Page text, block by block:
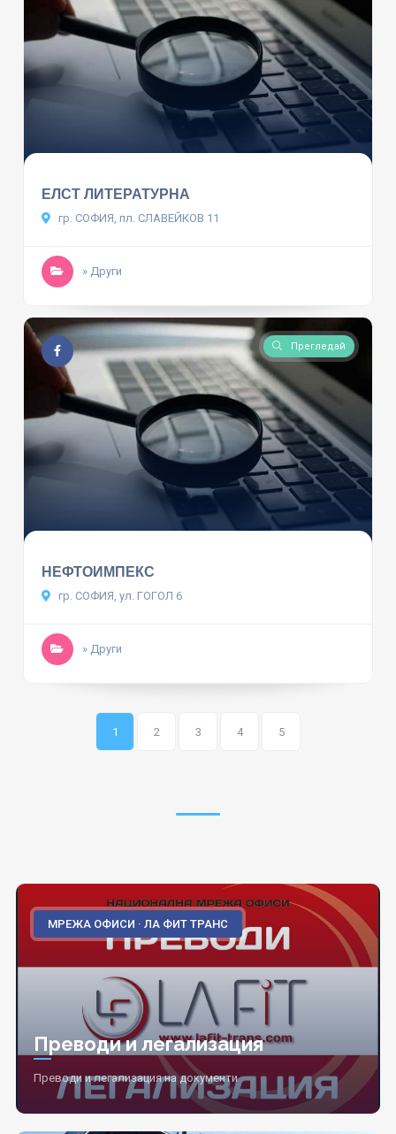
ЕЛСТ ЛИТЕРАТУРНА
гр. СОФИЯ, пл. СЛАВЕЙКОВ 11
» Други
Прегледай
НЕФТОИМПЕКС
гр. СОФИЯ, ул. ГОГОЛ 6
» Други
1 2 3 4 5
МРЕЖА ОФИСИ · ЛА ФИТ ТРАНС
Преводи и легализация
Преводи и легализация на документи